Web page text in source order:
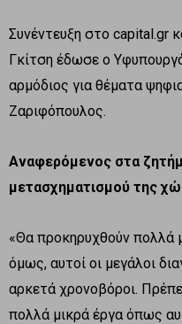
Συνέντευξη στο capital.gr
Γκίτση έδωσε ο
αρμόδιος για θέματα
Ζαριφόπουλος.
Αναφερόμενος στα
μετασχηματισμού της
«Θα προκηρυχθούν πολλά
όμως, αυτοί οι μεγάλοι
αρκετά χρονοβόροι.
πολλά μικρά έργα όπως